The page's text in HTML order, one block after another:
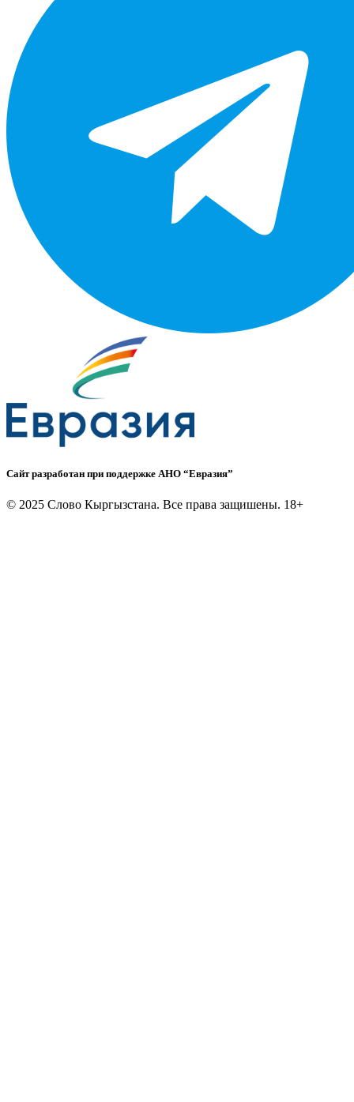
Сайт разработан при поддержке АНО “Евразия”
© 2025 Слово Кыргызстана. Все права защишены. 18+